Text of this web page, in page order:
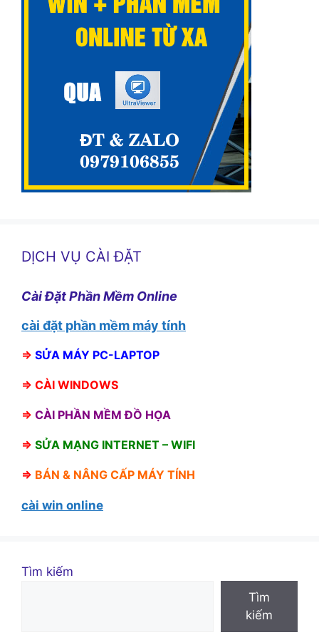
DỊCH VỤ CÀI ĐẶT
Cài Đặt Phần Mềm Online
cài đặt phần mềm máy tính
⇒ SỬA MÁY PC-LAPTOP
⇒ CÀI WINDOWS
⇒ CÀI PHẦN MỀM ĐỒ HỌA
⇒ SỬA MẠNG INTERNET – WIFI
⇒ BÁN & NÂNG CẤP MÁY TÍNH
cài win online
Tìm kiếm
Tìm
kiếm